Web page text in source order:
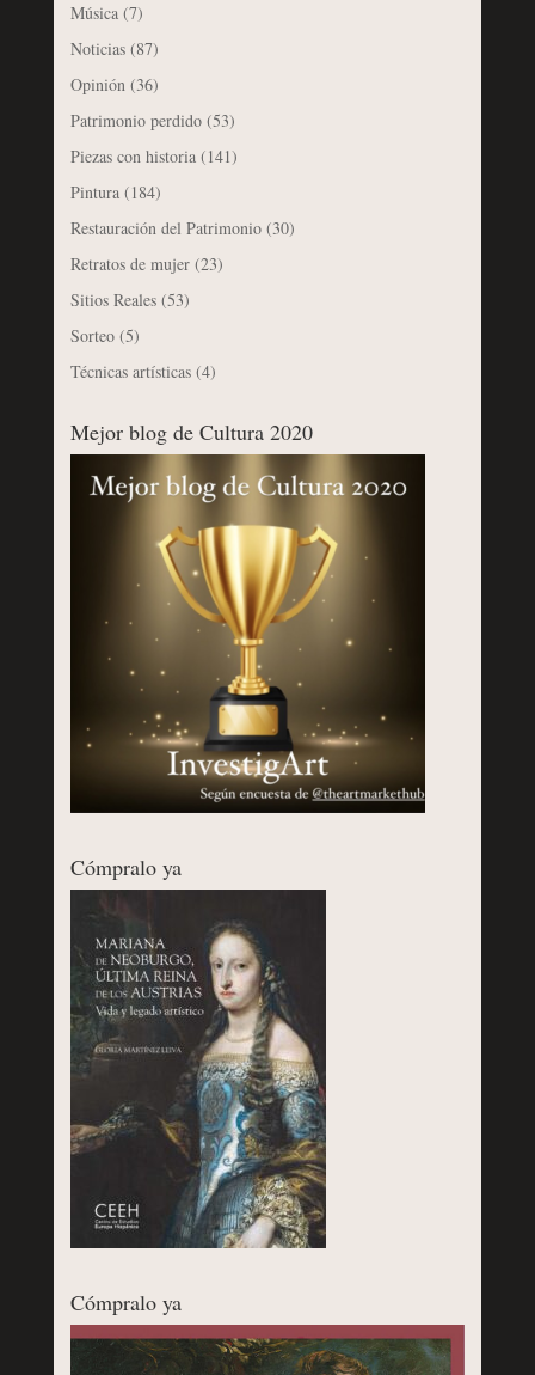
Música(7)
Noticias(87)
Opinión (36)
Patrimonio perdido(53)
Piezas con historia(141)
Pintura(184)
Restauración del Patrimonio(30)
Retratos de mujer(23)
Sitios Reales(53)
Sorteo(5)
Técnicas artísticas(4)
Mejor blog de Cultura 2020
Cómpralo ya
Cómpralo ya